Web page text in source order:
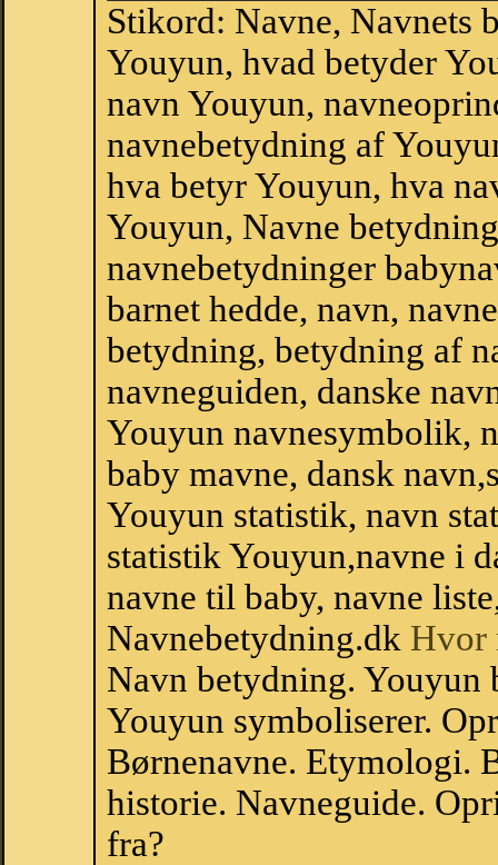
Stikord: Navne, Navnets
Youyun, hvad betyder
navn Youyun,
navnebetydning af
hva betyr Youyun, hva
Youyun, Navne
navnebetydninger
barnet hedde, navn,
betydning, betydning af
navneguiden, danske
Youyun navnesymbolik,
baby mavne, dansk
Youyun statistik, navn
statistik Youyun,navne i
navne til baby, navne
Navnebetydning.dk Hvor
Navn betydning.
Youyun symboliserer.
Børnenavne. Etymologi.
historie. Navneguide.
fra?